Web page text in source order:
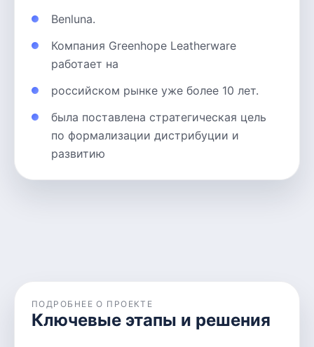
Benluna.
Компания Greenhope Leatherware
работает на
российском рынке уже более 10 лет.
была поставлена стратегическая цель
по формализации дистрибуции и
развитию
ПОДРОБНЕЕ О ПРОЕКТЕ
Ключевые этапы и решения